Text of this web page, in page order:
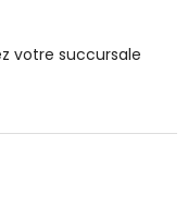
votre succursale